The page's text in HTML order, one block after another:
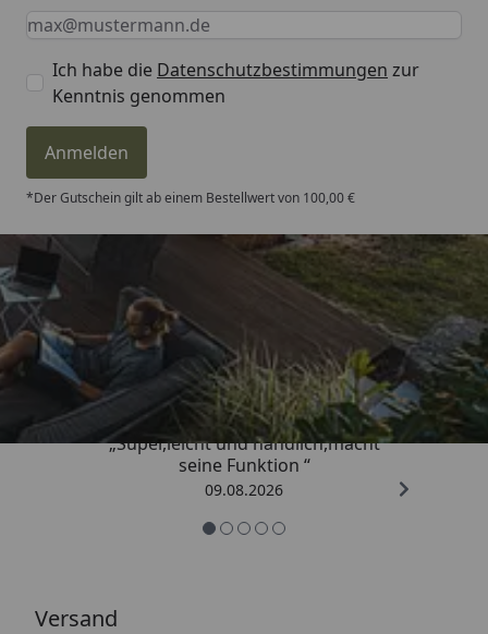
Keine Eingabe erforderlich
Eingabe erforderlich
E-Mail *
Ich habe die Datenschutzbestimmungen zur
Kenntnis genommen
Anmelden
*Der Gutschein gilt ab einem Bestellwert von 100,00 €
Trusted Shops
4,81/ 5
„Super,leicht und handlich,macht
seine Funktion “
09.08.2026
Versand